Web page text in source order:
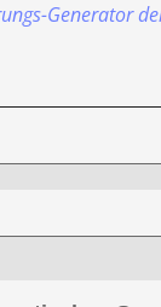
Generator